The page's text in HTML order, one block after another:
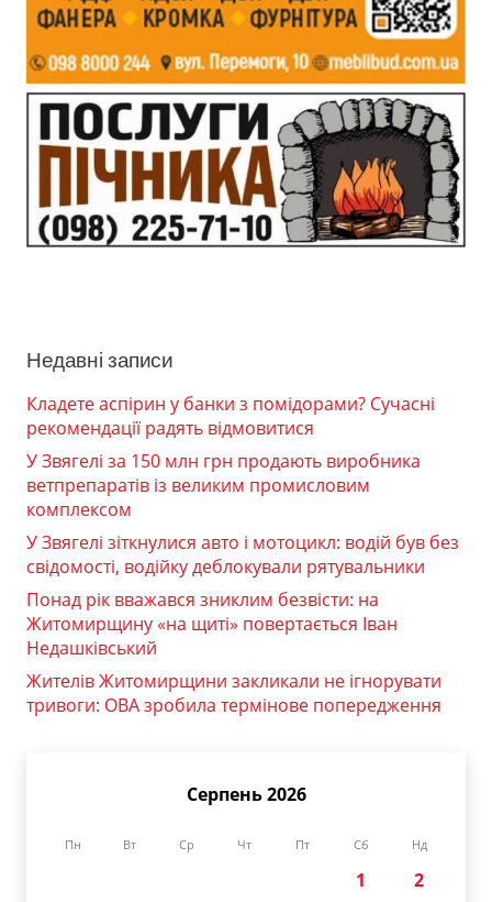
Недавні записи
Кладете аспірин у банки з помідорами? Сучасні
рекомендації радять відмовитися
У Звягелі за 150 млн грн продають виробника
ветпрепаратів із великим промисловим
комплексом
У Звягелі зіткнулися авто і мотоцикл: водій був без
свідомості, водійку деблокували рятувальники
Понад рік вважався зниклим безвісти: на
Житомирщину «на щиті» повертається Іван
Недашківський
Жителів Житомирщини закликали не ігнорувати
тривоги: ОВА зробила термінове попередження
Серпень 2026
Пн Вт Ср Чт Пт Сб Нд
1
2